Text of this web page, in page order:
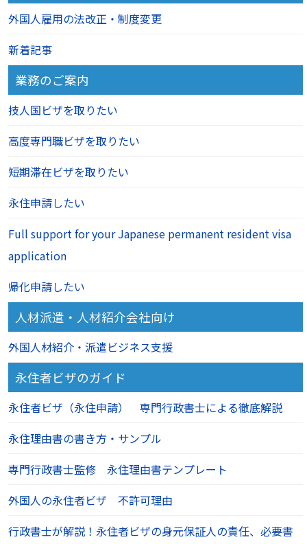
外国人雇用の法改正・制度変更
新着記事
業務のご案内
技人国ビザを取りたい
高度専門職ビザを取りたい
短期滞在ビザを取りたい
永住申請したい
Full support for your Japanese permanent resident visa
application
帰化申請したい
人材派遣・人材紹介会社向け
外国人材紹介・派遣ビジネス支援
永住者ビザのガイド
永住者ビザ（永住申請） 専門行政書士による徹底解説
永住理由書の書き方・サンプル
専門行政書士監修 永住理由書テンプレート
外国人の永住者ビザ 不許可理由
行政書士が解説！永住者ビザの身元保証人の責任、必要書